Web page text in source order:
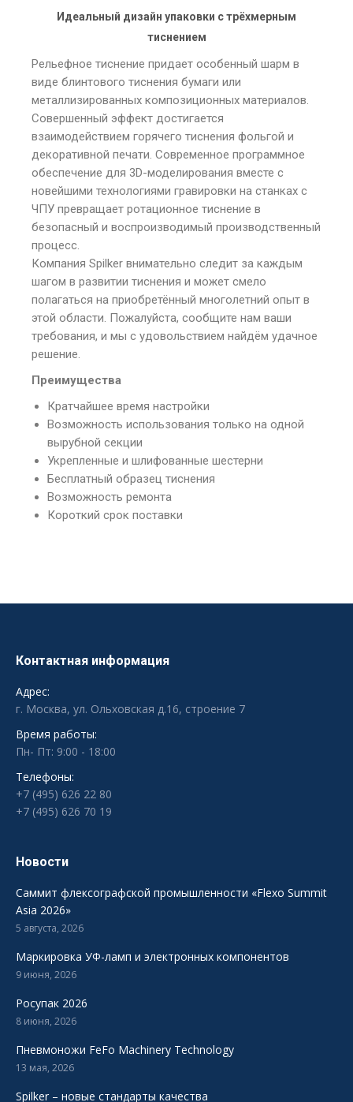
Идеальный дизайн упаковки с трёхмерным
тиснением
Рельефное тиснение придает особенный шарм в
виде блинтового тиснения бумаги или
металлизированных композиционных материалов.
Совершенный эффект достигается
взаимодействием горячего тиснения фольгой и
декоративной печати. Современное программное
обеспечение для 3D-моделирования вместе с
новейшими технологиями гравировки на станках с
ЧПУ превращает ротационное тиснение в
безопасный и воспроизводимый производственный
процесс.
Компания Spilker внимательно следит за каждым
шагом в развитии тиснения и может смело
полагаться на приобретённый многолетний опыт в
этой области. Пожалуйста, сообщите нам ваши
требования, и мы с удовольствием найдём удачное
решение.
Преимущества
Кратчайшее время настройки
Возможность использования только на одной
вырубной секции
Укрепленные и шлифованные шестерни
Бесплатный образец тиснения
Возможность ремонта
Короткий срок поставки
Контактная информация
Адрес:
г. Москва, ул. Ольховская д.16, строение 7
Время работы:
Пн- Пт: 9:00 - 18:00
Телефоны:
+7 (495) 626 22 80
+7 (495) 626 70 19
Новости
Саммит флексографской промышленности «Flexo Summit
Asia 2026»
5 августа, 2026
Маркировка УФ-ламп и электронных компонентов
9 июня, 2026
Росупак 2026
8 июня, 2026
Пневмоножи FeFo Machinery Technology
13 мая, 2026
Spilker – новые стандарты качества